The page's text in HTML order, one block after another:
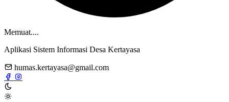
Memuat....
Aplikasi Sistem Informasi Desa Kertayasa
humas.kertayasa@gmail.com